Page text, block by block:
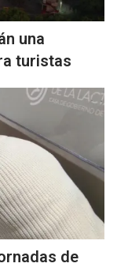
una
turistas
de